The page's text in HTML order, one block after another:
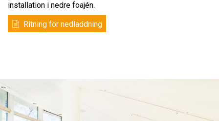
installation i nedre foajén.
Ritning för nedladdning